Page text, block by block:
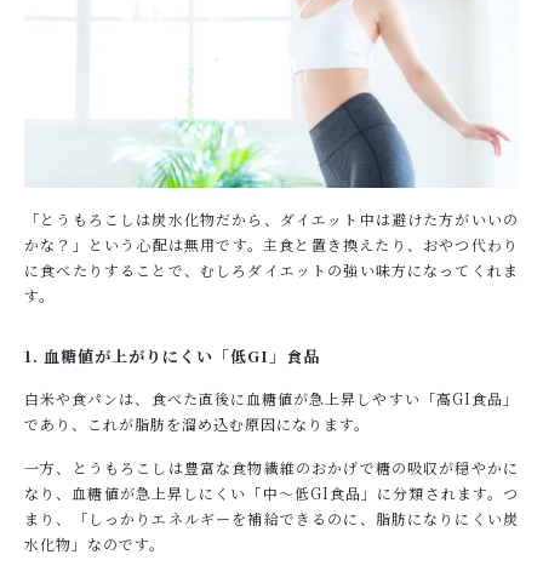
「とうもろこしは炭水化物だから、ダイエット中は避けた方がいいの
かな？」という心配は無用です。主食と置き換えたり、おやつ代わり
に食べたりすることで、むしろダイエットの強い味方になってくれま
す。
1. 血糖値が上がりにくい「低GI」食品
白米や食パンは、食べた直後に血糖値が急上昇しやすい「高GI食品」
であり、これが脂肪を溜め込む原因になります。
一方、とうもろこしは豊富な食物繊維のおかげで糖の吸収が穏やかに
なり、血糖値が急上昇しにくい「中～低GI食品」に分類されます。つ
まり、「しっかりエネルギーを補給できるのに、脂肪になりにくい炭
水化物」なのです。